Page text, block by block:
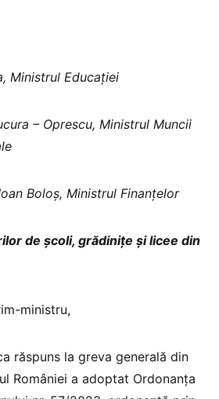
Ministrul Educației
– Oprescu, Ministrul Muncii
Boloș, Ministrul Finanțelor
de școli, grădinițe și licee din
ministru,
răspuns la greva generală din
României a adoptat Ordonanța